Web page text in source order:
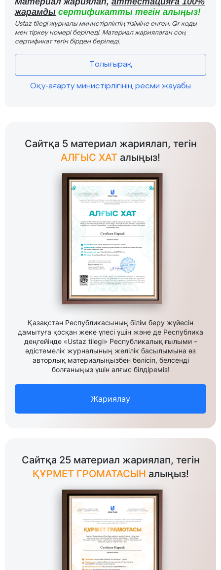
жарамды сертификатты тегін алыңыз!
Ustaz tilegi журналы министірліктің тізіміне енген. Qr коды
мен тіркеу номері беріледі. Материал жариялаған соң
сертификат тегін бірден беріледі.
Толығырақ
Оқу-ағарту министірлігінің ресми жауабы
Сайтқа 5 материал жариялап, тегін
АЛҒЫС ХАТ алыңыз!
Қазақстан Республикасының білім беру жүйесін
дамытуға қосқан жеке үлесі үшін және де Республика
деңгейінде «Ustaz tilegi» Республикалық ғылыми –
әдістемелік журналының желілік басылымына өз
авторлық материалыңызбен бөлісіп, белсенді
болғаныңыз үшін алғыс білдіреміз!
Жариялау
Сайтқа 25 материал жариялап, тегін
ҚҰРМЕТ ГРОМАТАСЫН алыңыз!